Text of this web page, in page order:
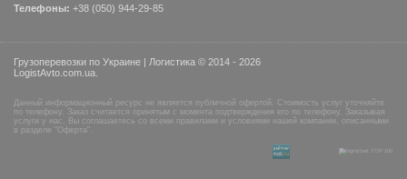
Телефоны: +38 (050) 944-29-85
Грузоперевозки по Украине | Логистика © 2014 - 2026
LogistAvto.com.ua.
Данный информационный ресурс не является публичной офертой. Стоимость услуг уточняйте
по телефону. Заказ считается принятым с момента подтверждения его по телефону. Заказывая
услуги у нас, Вы соглашаетесь со всеми правилами и условиями нашей компании, описанными
в разделе "Оферта".